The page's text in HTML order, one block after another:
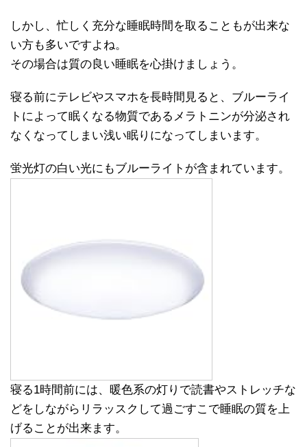
しかし、忙しく充分な睡眠時間を取ることもが出来な
い方も多いですよね。
その場合は質の良い睡眠を心掛けましょう。
寝る前にテレビやスマホを長時間見ると、ブルーライ
トによって眠くなる物質であるメラトニンが分泌され
なくなってしまい浅い眠りになってしまいます。
蛍光灯の白い光にもブルーライトが含まれています。
寝る1時間前には、暖色系の灯りで読書やストレッチな
どをしながらリラッスクして過ごすこで睡眠の質を上
げることが出来ます。